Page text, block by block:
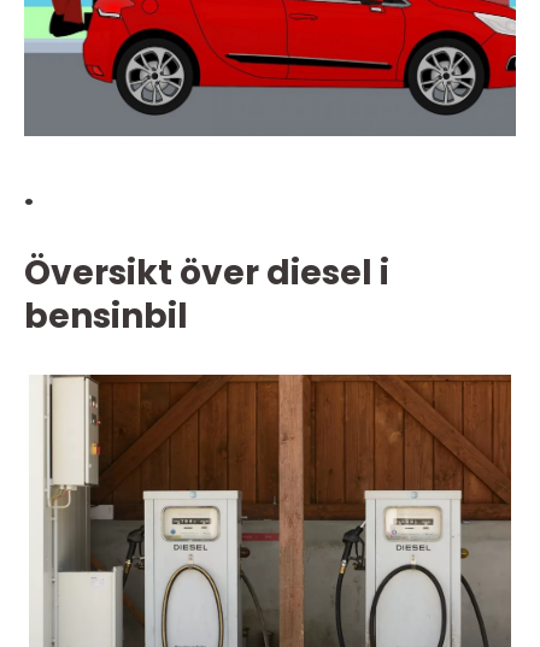
.
Översikt över diesel i
bensinbil